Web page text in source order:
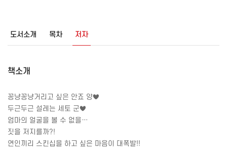
도서소개 목차 저자
책소개
꽁냥꽁냥거리고 싶은 안죠 양♥
두근두근 설레는 세토 군♥
엄마의 얼굴을 볼 수 없을…
짓을 저지를까?!
연인끼리 스킨십을 하고 싶은 마음이 대폭발!!